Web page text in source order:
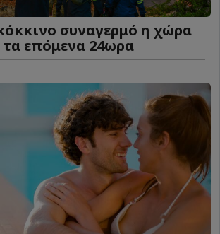
συναγερμό η χώρα
επόμενα 24ωρα